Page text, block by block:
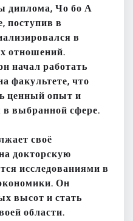
диплома, Чо бо А
поступив в
в
отношений.
начал работать
факультете, что
ценный опыт и
выбранной сфере.
своё
докторскую
исследованиями в
Он
высот и стать
области.